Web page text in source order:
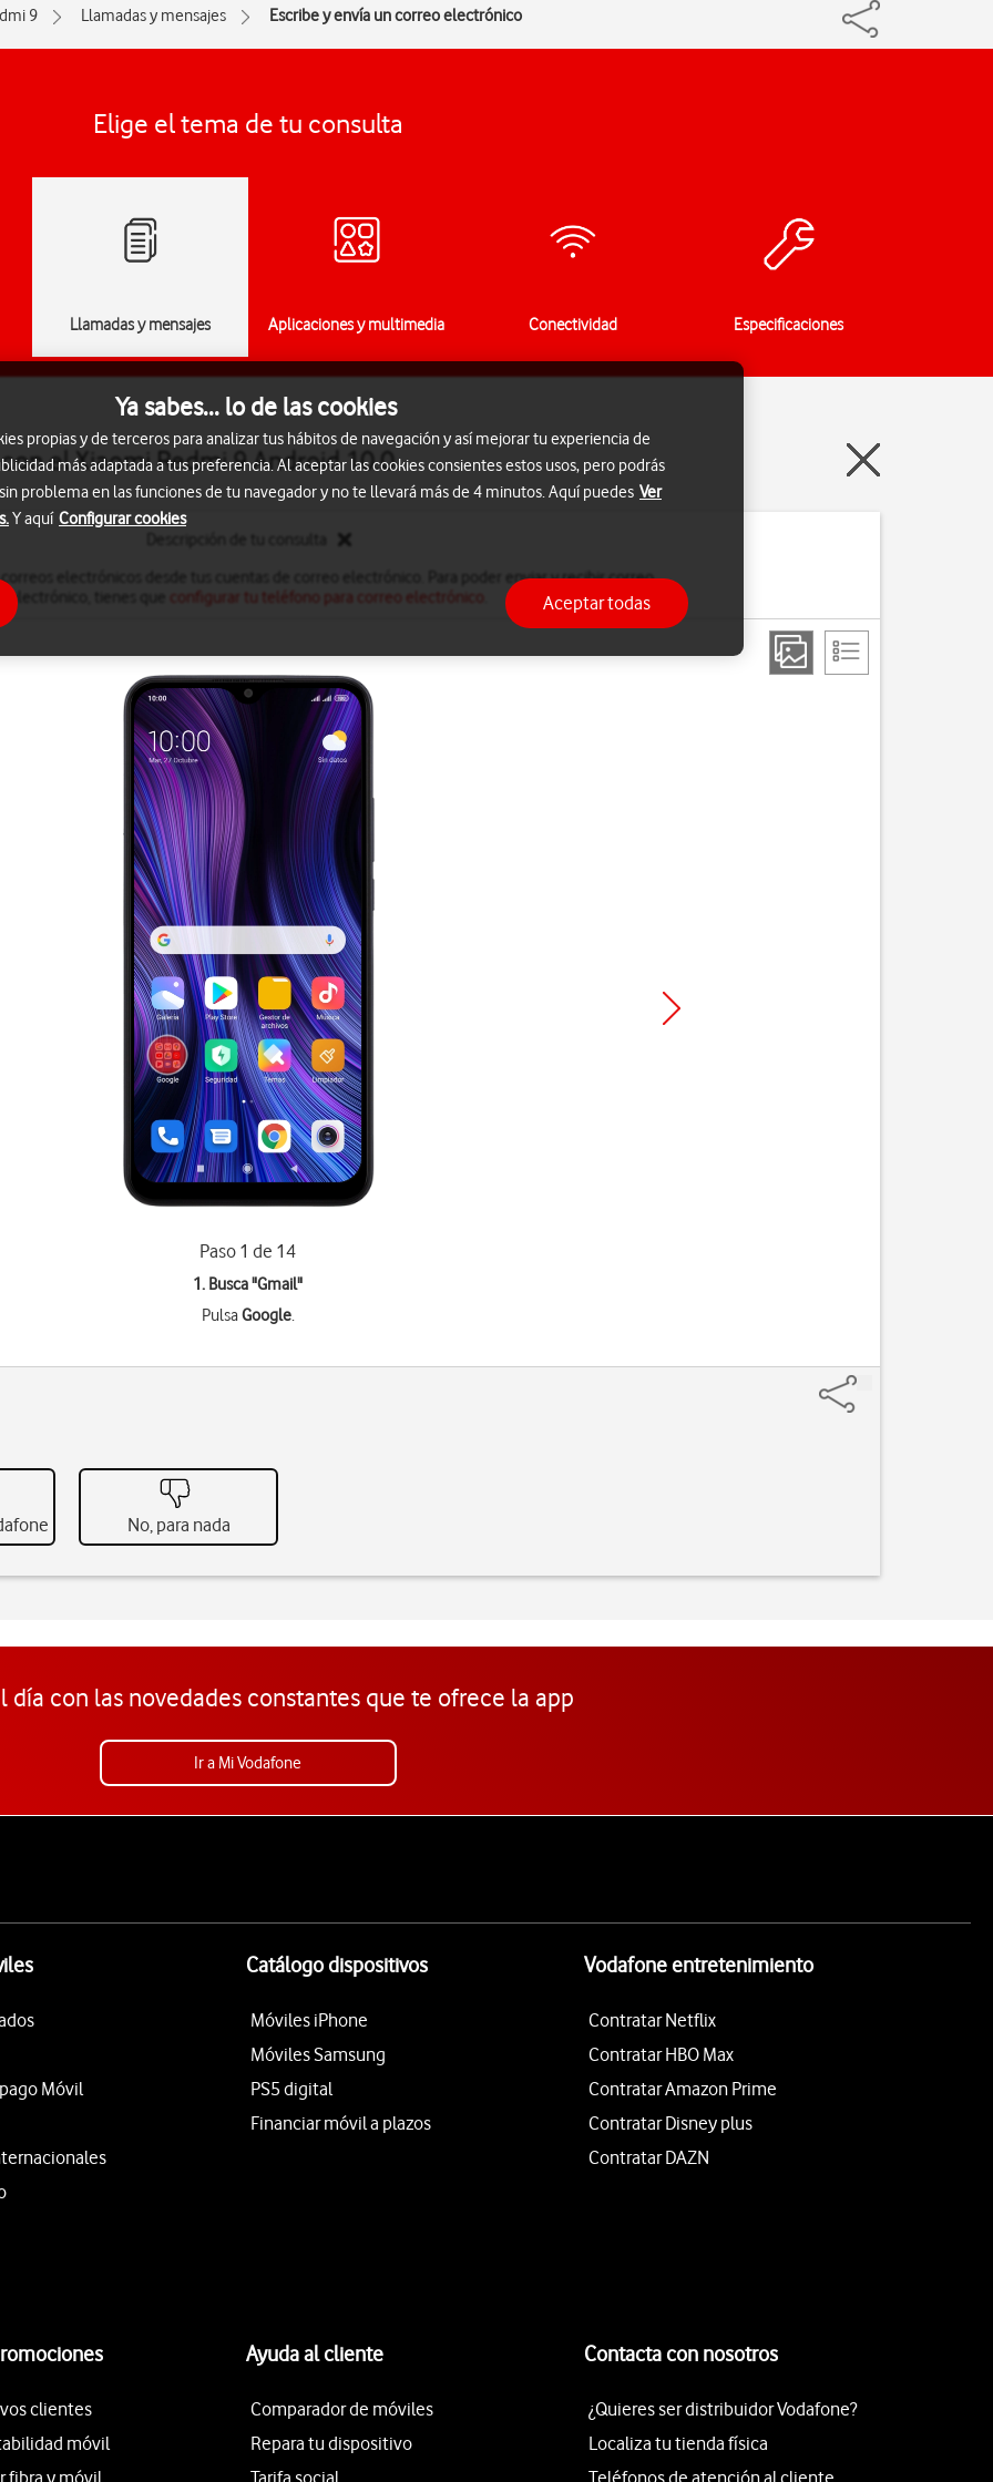
9 Llamadas y mensajes Escribe y envía un correo electrónico
Elige el tema de tu consulta
Llamadas y mensajes Aplicaciones y multimedia Conectividad Especificaciones
el Xiaomi Redmi 9 Android 10.0
electrónicos desde tus cuentas de correo electrónico. Para poder enviar y recibir correo
electrónico, tienes que
configurar tu teléfono para correo electrónico
Paso 1 de 14
1. Busca "Gmail"
PulsaGoogle.
No, para nada
día con las novedades constantes que te ofrece la app
Ir a Mi Vodafone
Móvil
Catálogo dispositivos
Móviles iPhone
Móviles Samsung
PS5 digital
Financiar móvil a plazos
Vodafone entretenimiento
Contratar Netflix
Contratar HBO Max
Contratar Amazon Prime
Contratar Disney plus
Contratar DAZN
clientes
móvil
fibra y móvil
Ayuda al cliente
Comparador de móviles
Repara tu dispositivo
Tarifa social
Contacta con nosotros
¿Quieres ser distribuidor Vodafone?
Localiza tu tienda física
Teléfonos de atención al cliente
Ya sabes... lo de las cookies
propias y de terceros para analizar tus hábitos de navegación y así mejorar tu experiencia de
más adaptada a tus preferencia. Al aceptar las cookies consientes estos usos, pero podrás
problema en las funciones de tu navegador y no te llevará más de 4 minutos. Aquí puedes Ver
Y aquí Configurar cookies
Aceptar todas